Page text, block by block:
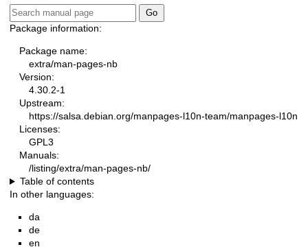
Package information:
Package name:
extra/man-pages-nb
Version:
4.30.2-1
Upstream:
https://salsa.debian.org/manpages-l10n-team/manpages-l10n
Licenses:
GPL3
Manuals:
/listing/extra/man-pages-nb/
Table of contents
In other languages:
da
de
en